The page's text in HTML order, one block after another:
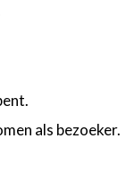
als bezoeker.